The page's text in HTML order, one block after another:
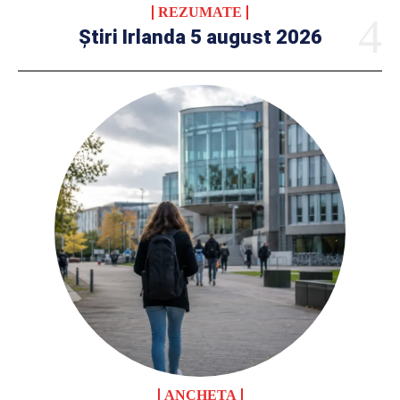
REZUMATE
Știri Irlanda 5 august 2026
ANCHETA